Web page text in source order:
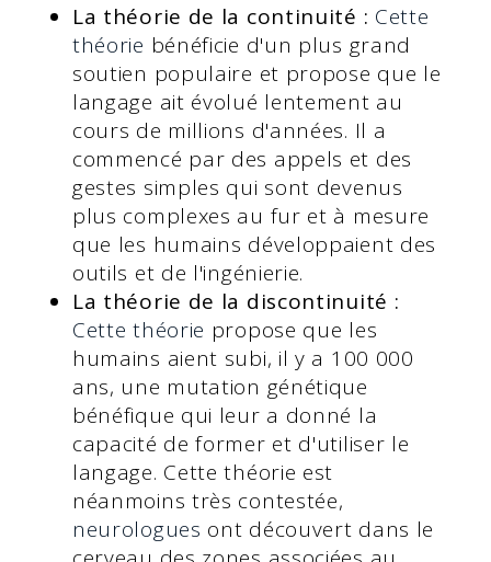
La théorie de la continuité : Cette
théorie bénéficie d'un plus grand
soutien populaire et propose que le
langage ait évolué lentement au
cours de millions d'années. Il a
commencé par des appels et des
gestes simples qui sont devenus
plus complexes au fur et à mesure
que les humains développaient des
outils et de l'ingénierie.
La théorie de la discontinuité :
Cette théorie propose que les
humains aient subi, il y a 100 000
ans, une mutation génétique
bénéfique qui leur a donné la
capacité de former et d'utiliser le
langage. Cette théorie est
néanmoins très contestée,
neurologues ont découvert dans le